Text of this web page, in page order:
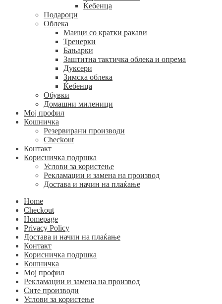
Ќебенца
Подароци
Облека
Маици со кратки ракави
Тренерки
Бањарки
Заштитна тактичка облека и опрема
Дуксери
Зимска облека
Ќебенца
Обувки
Домашни миленици
Мој профил
Кошничка
Резервирани производи
Checkout
Контакт
Корисничка подршка
Услови за користење
Рекламации и замена на производ
Достава и начин на плаќање
Home
Checkout
Homepage
Privacy Policy
Достава и начин на плаќање
Контакт
Корисничка подршка
Кошничка
Мој профил
Рекламации и замена на производ
Сите производи
Услови за користење